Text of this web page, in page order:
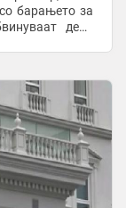
барањето за
дека